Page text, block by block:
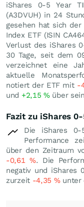
iShares 0-5 Year
(A3DVUH) in 24
gesehen hat sich der
Index ETF (ISIN
Verlust des iShares
30 Tage, seit dem
verzeichnet eine
aktuelle
notiert der ETF mit -
und +2,15%über
Fazit zu iShares
Die iShares 0-
Performance
über den Zeitraum
-0,61%. Die
negativ und iShares
zurzeit -4,35 %unter